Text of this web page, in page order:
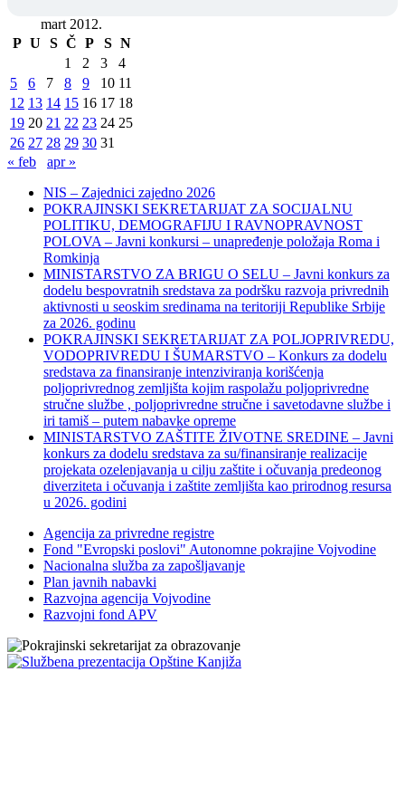
mart 2012.
P U S Č P S N
1
2 3
4
5
6 7 8 9 10 11
12 13 14 15 16 17 18
19 20 21 22 23 24 25
26 27 28 29 30 31
« feb
apr »
NIS – Zajednici zajedno 2026
POKRAJINSKI SEKRETARIJAT ZA SOCIJALNU
POLITIKU, DEMOGRAFIJU I RAVNOPRAVNOST
POLOVA – Javni konkursi – unapređenje položaja Roma i
Romkinja
MINISTARSTVO ZA BRIGU O SELU – Javni konkurs za
dodelu bespovratnih sredstava za podršku razvoja privrednih
aktivnosti u seoskim sredinama na teritoriji Republike Srbije
za 2026. godinu
POKRAJINSKI SEKRETARIJAT ZA POLJOPRIVREDU,
VODOPRIVREDU I ŠUMARSTVO – Konkurs za dodelu
sredstava za finansiranje intenziviranja korišćenja
poljoprivrednog zemljišta kojim raspolažu poljoprivredne
stručne službe , poljoprivredne stručne i savetodavne službe i
iri tamiš ‒ putem nabavke opreme
MINISTARSTVO ZAŠTITE ŽIVOTNE SREDINE – Javni
konkurs za dodelu sredstava za su/finansiranje realizacije
projekata ozelenjavanja u cilju zaštite i očuvanja predeonog
diverziteta i očuvanja i zaštite zemljišta kao prirodnog resursa
u 2026. godini
Agencija za privredne registre
Fond "Evropski poslovi" Autonomne pokrajine Vojvodine
Nacionalna služba za zapošljavanje
Plan javnih nabavki
Razvojna agencija Vojvodine
Razvojni fond APV